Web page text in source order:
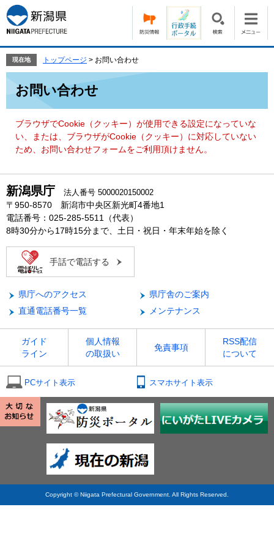
ー
ジ
の
頭
す。
ニ
ュ
ー
飛
て
現在地 トップページ > お問い合わせ
お問い合わせ
ブラウザでCookie（クッキー）が使用できる設定になっていな
い、または、ブラウザがCookie（クッキー）に対応していない
ため、お問い合わせフォームをご利用頂けません。
新潟県庁 法人番号 5000020150002
〒950-8570 新潟市中央区新光町4番地1
電話番号：025-285-5511（代表）
8時30分から17時15分まで、土日・祝日・年末年始を除く
手話で電話する
県庁へのアクセス
県庁舎のご案内
直通電話番号一覧
メンテナンス
ガイド
ライン
個人情報
の取扱い
免責事項
RSS配信
について
PCサイト表示 スマホサイト表示
Copyright © Niigata Prefectural Government. All Rights Reserved.